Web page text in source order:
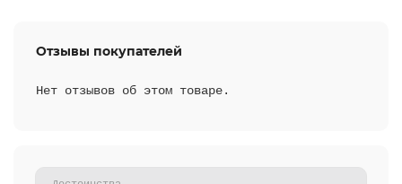
Отзывы покупателей
Нет отзывов об этом товаре.